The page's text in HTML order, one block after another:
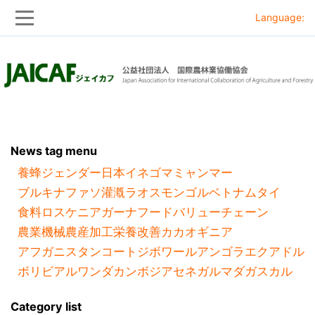
to
to
Language:
News tag menu
養蜂ジェンダー 日本イネゴマ ミャンマー
ブルキナファソ灌漑ラオスモンゴルベトナムタイ
食料ロスケニアガーナフードバリューチェーン
農業機械農産加工栄養改善カカオギニア
アフガニスタンコートジボワールアンゴラ エクアドル
ボリビアルワンダカンボジアセネガルマダガスカル
Category list